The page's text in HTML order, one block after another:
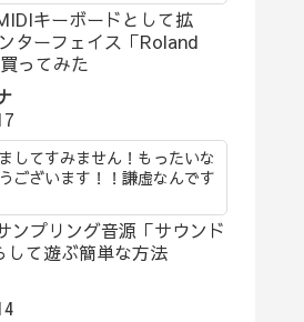
キーボードとして拡
ターフェイス「Roland
ってみた
してすみません！もったいな
ございます！！謙虚なんです
ンプリング音源「サウンド
して遊ぶ簡単な方法